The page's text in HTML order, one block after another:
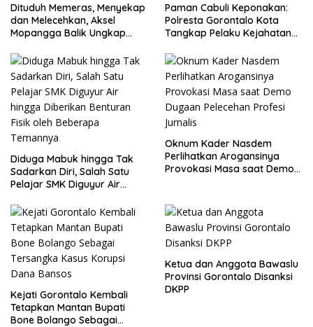
Dituduh Memeras, Menyekap
dan Melecehkan, Aksel
Mopangga Balik Ungkap
Paman Cabuli Keponakan:
Polresta Gorontalo Kota
Tangkap Pelaku Kejahatan
Diduga Mabuk hingga Tak
Sadarkan Diri, Salah Satu
Pelajar SMK Diguyur Air
Fisik oleh Beberapa
Temannya
Oknum Kader Nasdem
Perlihatkan Arogansinya
Provokasi Masa saat Demo
Kejati Gorontalo Kembali
Tetapkan Mantan Bupati
Bone Bolango Sebagai
Ketua dan Anggota Bawaslu
Provinsi Gorontalo Disanksi
DKPP